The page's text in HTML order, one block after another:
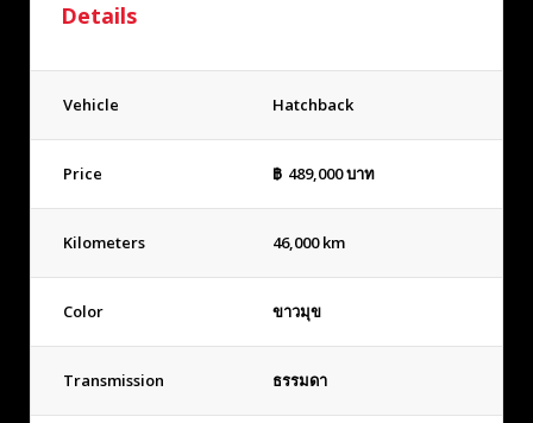
Details
Vehicle Hatchback
Price ฿ 489,000บาท
Kilometers 46,000 km
Color ขาวมุข
Transmission ธรรมดา